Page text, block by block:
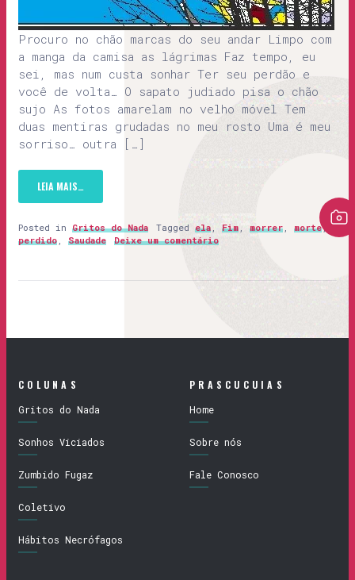
Procuro no chão marcas do seu andar Limpo com
a manga da camisa as lágrimas Faz tempo, eu
sei, mas num custa sonhar Ter seu perdão e
você de volta… O sapato judiado pisa o chão
sujo As fotos amarelam no velho móvel Tem
duas mentiras grudadas no meu rosto Uma é meu
sorriso… outra […]
LEIA MAIS…
Posted in Gritos do Nada Tagged ela Fim morrer morte,
perdido
Saudade Deixe um comentário
COLUNAS
Gritos do Nada
Sonhos Viciados
Zumbido Fugaz
Coletivo
Hábitos Necrófagos
PRASCUCUIAS
Home
Sobre nós
Fale Conosco